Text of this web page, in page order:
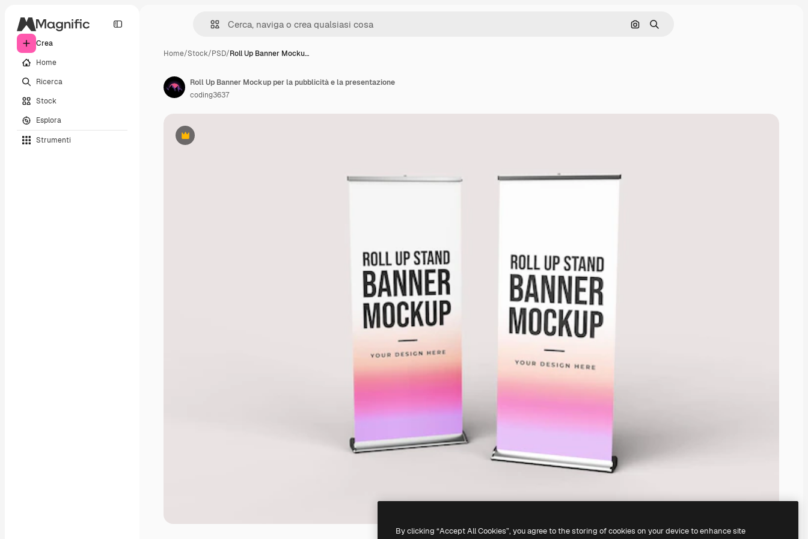
Crea
Home
Ricerca
Stock
Esplora
Strumenti
Cerca per immagine
Ricerca
Home/Stock/PSD/Roll Up Banner Mocku…
Premium
Roll Up Banner Mockup per la pubblicità e la presentazione
coding3637
By clicking “Accept All Cookies”, you agree to the storing of cookies on your device to enhance site